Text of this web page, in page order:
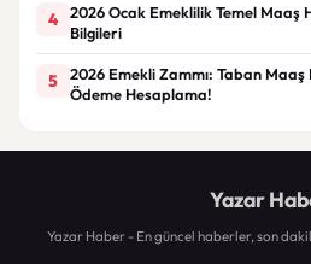
4
2026 Ocak Emeklilik Temel Maaş
Bilgileri
5
2026 Emekli Zammı: Taban
Ödeme Hesaplama!
Yazar
Yazar Haber - En güncel haberler, son